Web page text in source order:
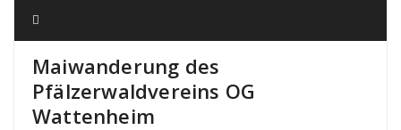
Maiwanderung des
Pfälzerwaldvereins OG
Wattenheim